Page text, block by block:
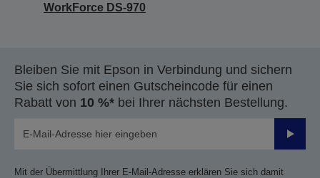
WorkForce DS-970
Bleiben Sie mit Epson in Verbindung und sichern
Sie sich sofort einen Gutscheincode für einen
Rabatt von 10 %* bei Ihrer nächsten Bestellung.
Mit der Übermittlung Ihrer E-Mail-Adresse erklären Sie sich damit